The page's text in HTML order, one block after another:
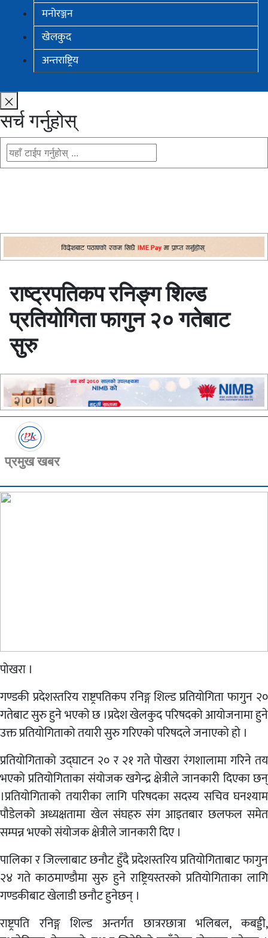
मनोरञ्जन
खेलकुद
अन्तराष्ट्रिय
सर्च गर्नुहोस्
राष्ट्रपतिकप रनिङ्ग शिल्ड
प्रतियोगिता फागुन २० गतेबाट
सुरु
प्रमुख खबर
पोखरा ।
गण्डकी प्रदेशस्तरिय राष्ट्रपतिकप रनिङ्ग शिल्ड प्रतियोगिता फागुन २०
गतेबाट सुरु हुने भएको छ ।प्रदेश खेलकुद परिषदको आयोजनामा हुने
उक्त प्रतियोगिताको तयारी सुरु गरिएको परिषदले जनाएको हो ।
प्रतियोगिताको उद्घाटन २० र २१ गते पोखरा रंगशालामा गरिने तय
भएको प्रतियोगिताका संयोजक खगेन्द्र क्षेत्रीले जानकारी दिएका छन्
।प्रतियोगिताको तयारीका लागि परिषदका सदस्य सचिव घनश्याम
पौडेलको अध्यक्षतामा खेल संघहरु संग आइतबार छलफल समेत
सम्पन्न भएको संयोजक क्षेत्रीले जानकारी दिए ।
पालिका र जिल्लाबाट छनौट हुँदै प्रदेशस्तरिय प्रतियोगिताबाट फागुन
२४ गते काठमाण्डौमा सुरु हुने राष्ट्रियस्तरको प्रतियोगिताका लागि
गण्डकीबाट खेलाडी छनौट हुनेछन् ।
राष्ट्रपति रनिङ्ग शिल्ड अन्तर्गत छात्ररछात्रा भलिबल, कबड्डी,